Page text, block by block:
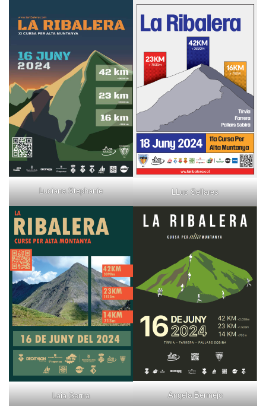
Luciana Stephanie LLuc Sellares
Laia Serrra Angela Bermejo